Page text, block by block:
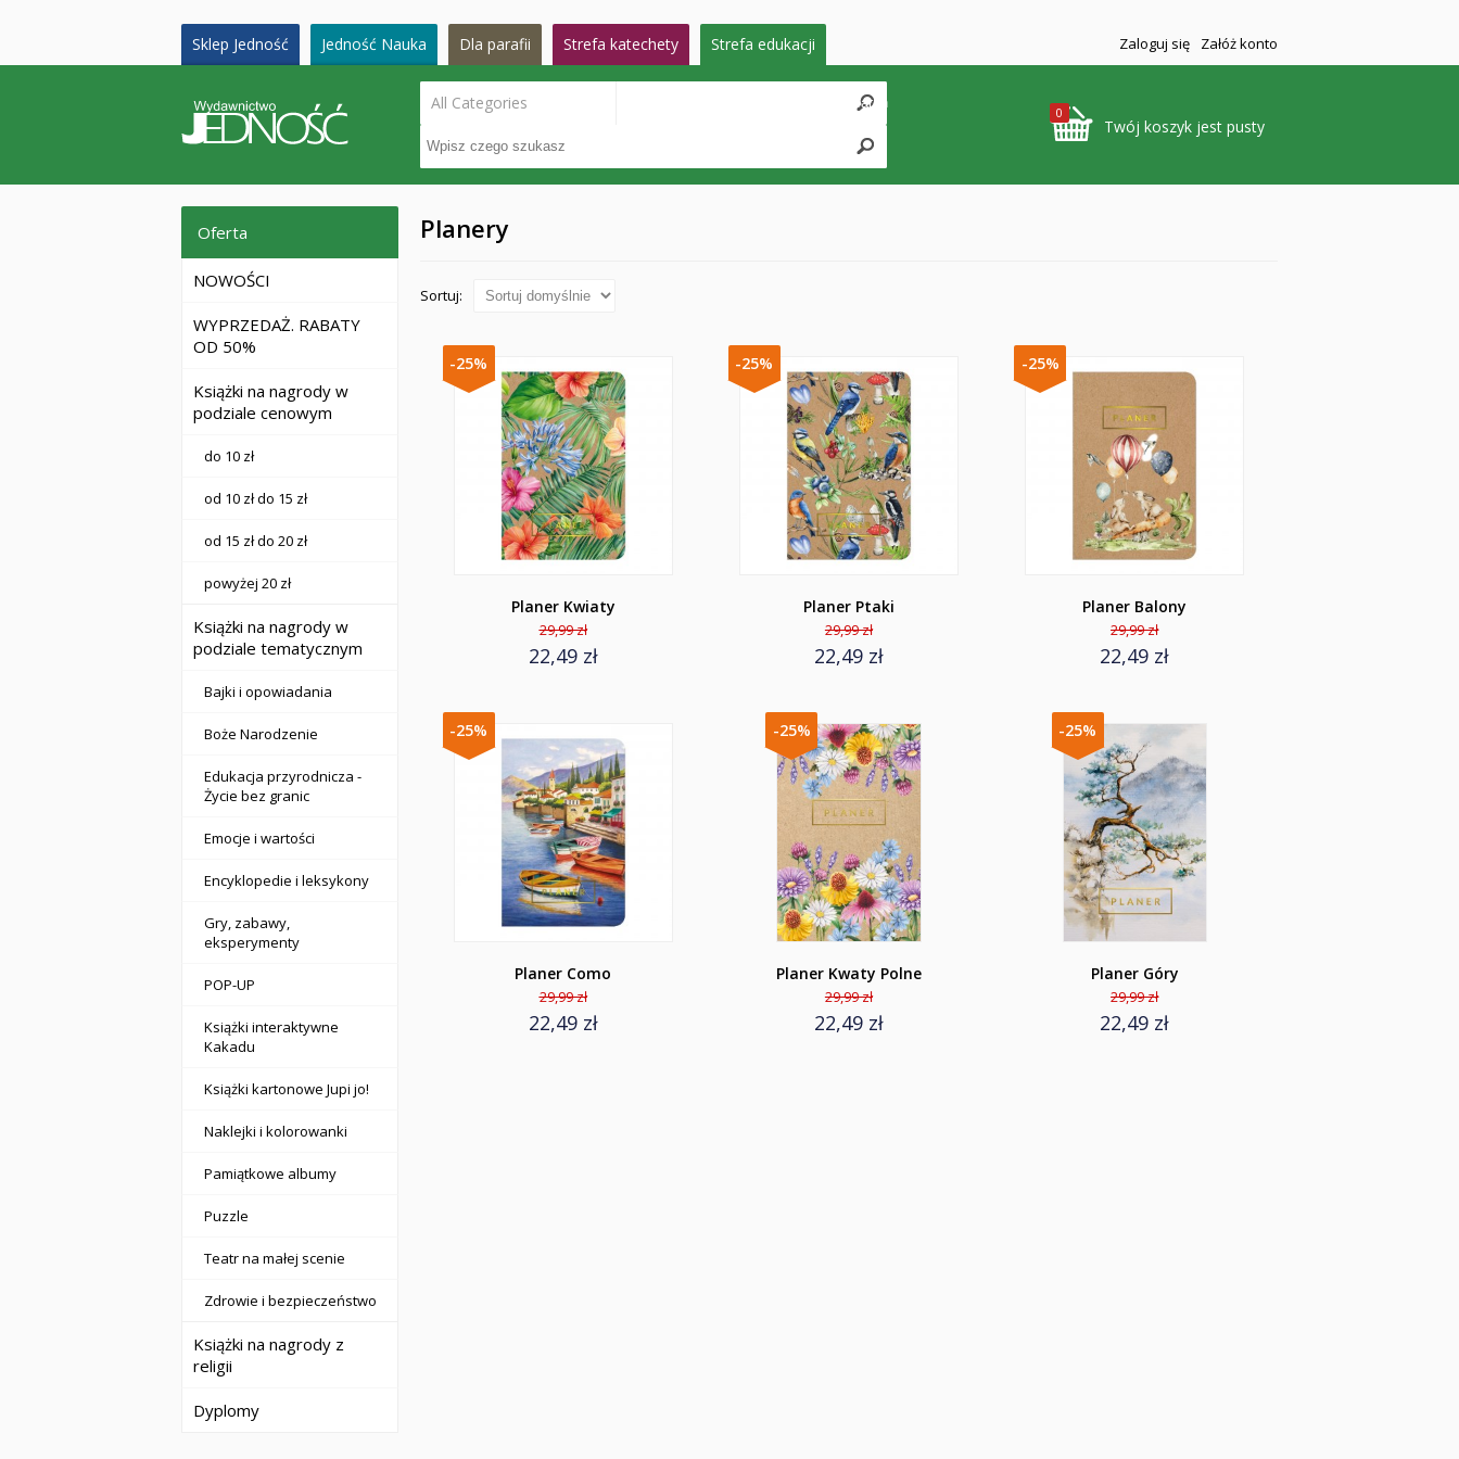
Sklep Jedność Jedność Nauka Dla parafii Strefa katechety Strefa edukacji Zaloguj się Załóż konto
All Categories Search
0
Twój koszyk jest pusty
Oferta
NOWOŚCI
WYPRZEDAŻ. RABATY
OD 50%
Książki na nagrody w
podziale cenowym
do 10 zł
od 10 zł do 15 zł
od 15 zł do 20 zł
powyżej 20 zł
Książki na nagrody w
podziale tematycznym
Bajki i opowiadania
Boże Narodzenie
Edukacja przyrodnicza -
Życie bez granic
Emocje i wartości
Encyklopedie i leksykony
Gry, zabawy,
eksperymenty
POP-UP
Książki interaktywne
Kakadu
Książki kartonowe Jupi jo!
Naklejki i kolorowanki
Pamiątkowe albumy
Puzzle
Teatr na małej scenie
Zdrowie i bezpieczeństwo
Książki na nagrody z
religii
Dyplomy
Planery
Sortuj:
-25%
Planer Kwiaty
29,99 zł
22,49 zł
-25%
Planer Ptaki
29,99 zł
22,49 zł
-25%
Planer Balony
29,99 zł
22,49 zł
-25%
Planer Como
29,99 zł
22,49 zł
-25%
Planer Kwaty Polne
29,99 zł
22,49 zł
-25%
Planer Góry
29,99 zł
22,49 zł